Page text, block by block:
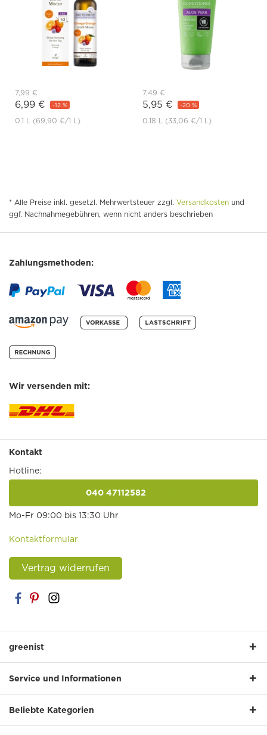
7,99 €
6,99 € -12 %
0.1 L (69,90 €/1 L)
7,49 €
5,95 € -20 %
0.18 L (33,06 €/1 L)
* Alle Preise inkl. gesetzl. Mehrwertsteuer zzgl. Versandkosten und
ggf. Nachnahmegebühren, wenn nicht anders beschrieben
Zahlungsmethoden:
Wir versenden mit:
Kontakt
Hotline:
040 47112582
Mo-Fr 09:00 bis 13:30 Uhr
Kontaktformular
Vertrag widerrufen
greenist
Service und Informationen
Beliebte Kategorien